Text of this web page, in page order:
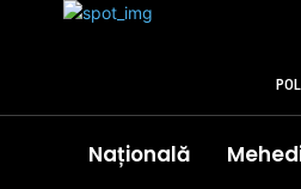
Națională